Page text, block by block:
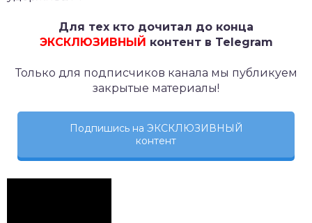
Для тех кто дочитал до конца
ЭКСКЛЮЗИВНЫЙ контент в Telegram
Только для подписчиков канала мы публикуем
закрытые материалы!
Подпишись на ЭКСКЛЮЗИВНЫЙ
контент